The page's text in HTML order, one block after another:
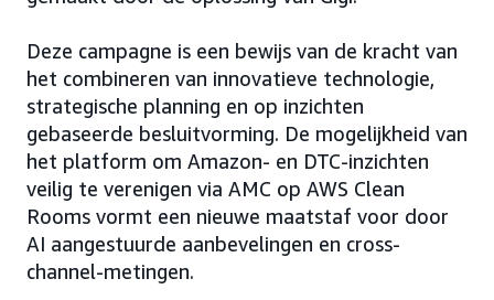
Deze campagne is een bewijs van de kracht van
het combineren van innovatieve technologie,
strategische planning en op inzichten
gebaseerde besluitvorming. De mogelijkheid van
het platform om Amazon- en DTC-inzichten
veilig te verenigen via AMC op AWS Clean
Rooms vormt een nieuwe maatstaf voor door
AI aangestuurde aanbevelingen en cross-
channel-metingen.